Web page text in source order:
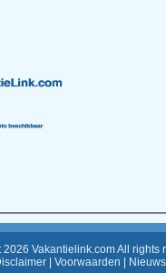
2026 Vakantielink.com All rights
| Voorwaarden